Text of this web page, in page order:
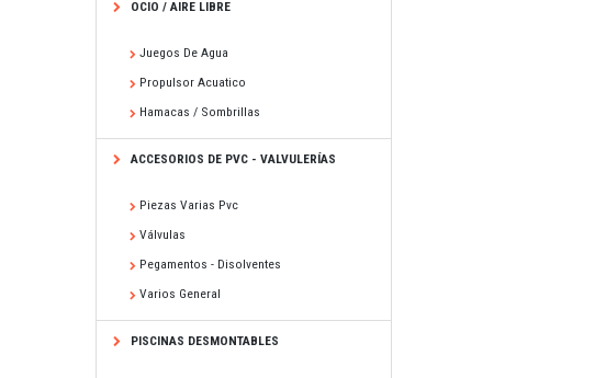
OCIO / AIRE LIBRE
Juegos De Agua
Propulsor Acuatico
Hamacas / Sombrillas
ACCESORIOS DE PVC - VALVULERÍAS
Piezas Varias Pvc
Válvulas
Pegamentos - Disolventes
Varios General
PISCINAS DESMONTABLES